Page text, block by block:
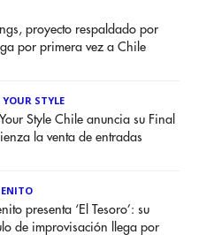
proyecto respaldado por
por primera vez a Chile
STYLE
Style Chile anuncia su Final
la venta de entradas
presenta ‘El Tesoro’: su
de improvisación llega por